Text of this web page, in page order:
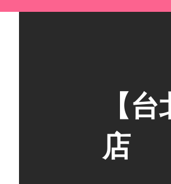
【
店